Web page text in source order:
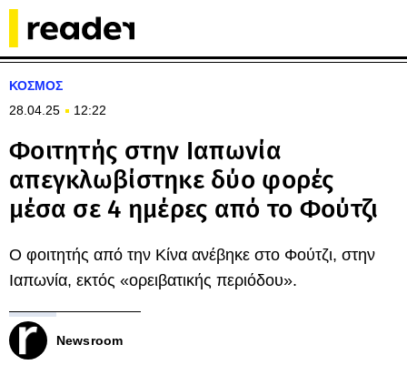
ΚΟΣΜΟΣ
28.04.25
12:22
Φοιτητής στην Ιαπωνία
απεγκλωβίστηκε δύο φορές
μέσα σε 4 ημέρες από το Φούτζι
Ο φοιτητής από την Κίνα ανέβηκε στο Φούτζι, στην
Ιαπωνία, εκτός «ορειβατικής περιόδου».
Newsroom